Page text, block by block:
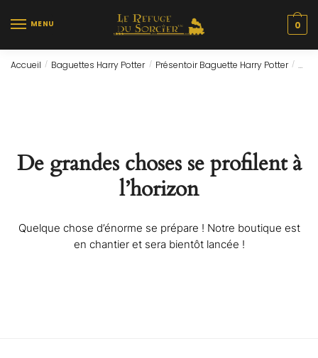
MENU 0
Accueil / Baguettes Harry Potter / Présentoir Baguette Harry Potter /
De grandes choses se profilent à
l’horizon
Quelque chose d’énorme se prépare ! Notre boutique est
en chantier et sera bientôt lancée !